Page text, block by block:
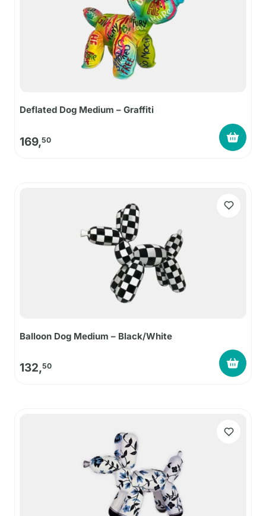
Deflated Dog Medium – Graffiti
169,50
Balloon Dog Medium – Black/White
132,50